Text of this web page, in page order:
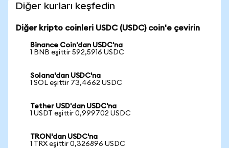
Diğer kurları keşfedin
Diğer kripto coinleri USDC (USDC) coin'e çevirin
Binance Coin'dan USDC'na
1 BNB eşittir 592,5916 USDC
Solana'dan USDC'na
1 SOL eşittir 73,4662 USDC
Tether USD'dan USDC'na
1 USDT eşittir 0,999702 USDC
TRON'dan USDC'na
1 TRX eşittir 0,326896 USDC